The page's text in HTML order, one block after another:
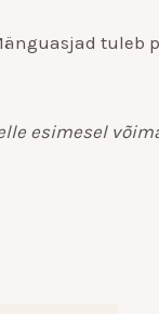
tuleb
esimesel